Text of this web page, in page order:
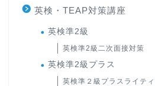
英検・TEAP対策講座
英検準2級
英検準2級二次面接対策
英検準2級プラス
英検準２級プラスライテ